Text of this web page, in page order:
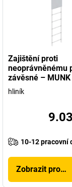
Zajištění proti
neoprávněnému
závěsné – MUNK
hliník
10-12 pracovní
Zobrazit produkt